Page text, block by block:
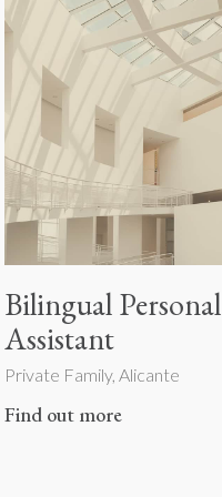
Bilingual Personal
Assistant
Private Family, Alicante
Find out more